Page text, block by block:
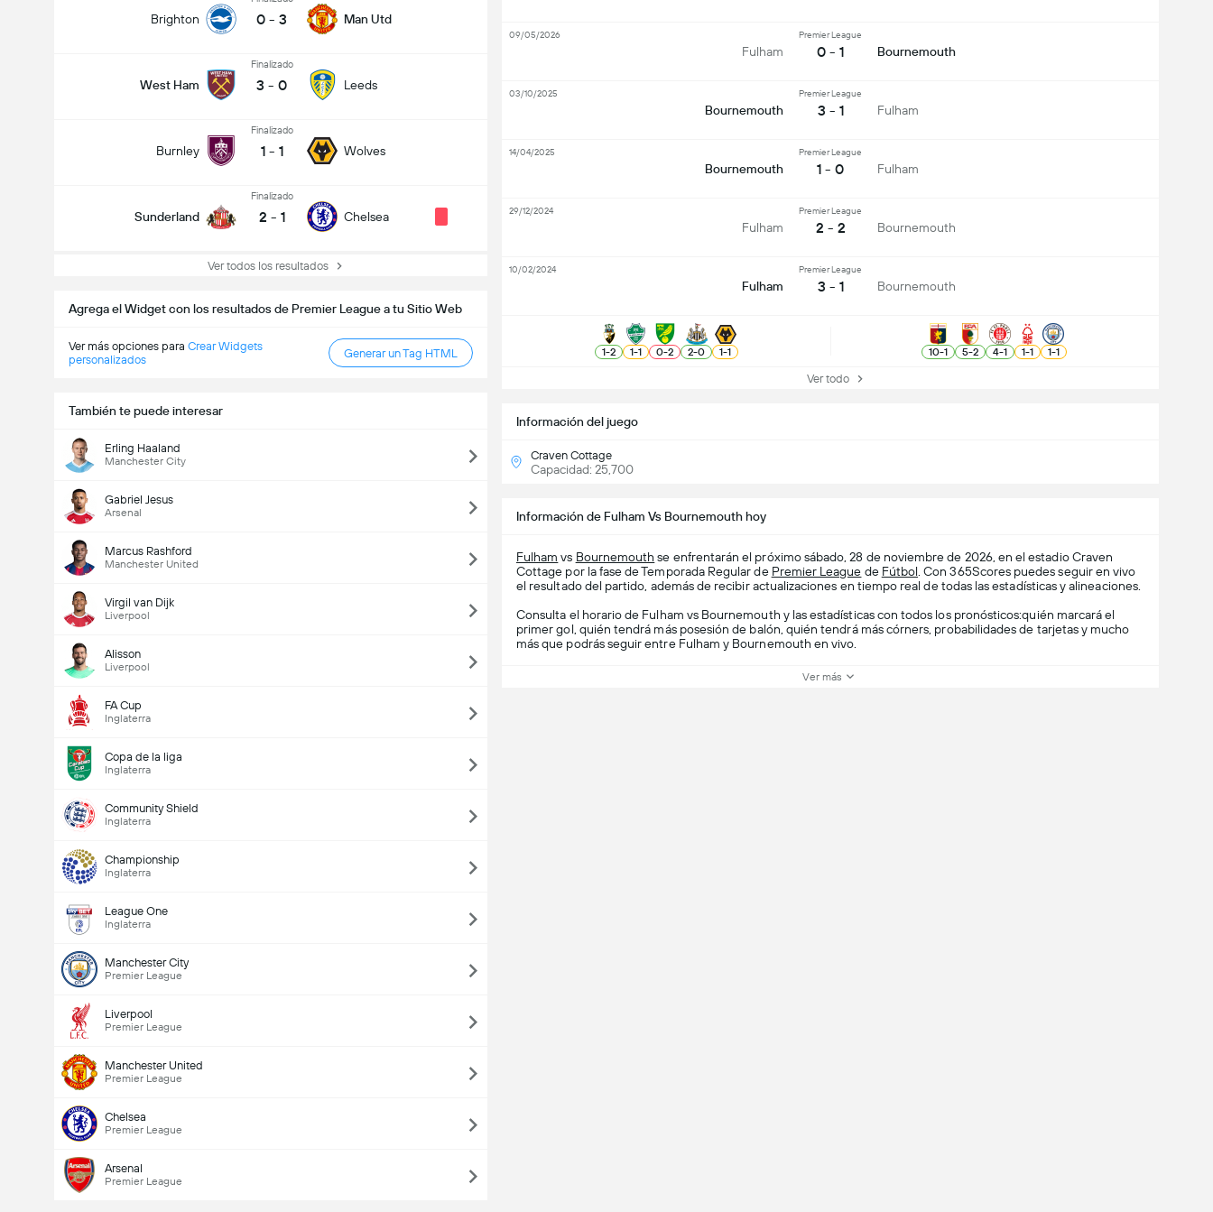
Brighton 0 - 3 Man Utd
West Ham
Finalizado
3 - 0 Leeds
Burnley
Finalizado
1 - 1 Wolves
Sunderland
Finalizado
2 - 1 Chelsea
Ver todos los resultados
Agrega el Widget con los resultados de Premier League a tu Sitio Web
Ver más opciones para Crear Widgets
personalizados
Generar un Tag HTML
También te puede interesar
Erling Haaland
Manchester City
Gabriel Jesus
Arsenal
Marcus Rashford
Manchester United
Virgil van Dijk
Liverpool
Alisson
Liverpool
FA Cup
Inglaterra
Copa de la liga
Inglaterra
Community Shield
Inglaterra
Championship
Inglaterra
League One
Inglaterra
Manchester City
Premier League
Liverpool
Premier League
Manchester United
Premier League
Chelsea
Premier League
Arsenal
Premier League
Información del juego
Craven Cottage
Capacidad: 25,700
Fulham
Premier League
0 - 1 Bournemouth
09/05/2026
Bournemouth
Premier League
3 - 1 Fulham
03/10/2025
Bournemouth
Premier League
1 - 0 Fulham
14/04/2025
Fulham
Premier League
2 - 2 Bournemouth
29/12/2024
Fulham
Premier League
3 - 1 Bournemouth
10/02/2024
1-2 1-1 0-2 2-0 1-1 10-1 5-2 4-1 1-1 1-1
Ver todo
Información de Fulham Vs Bournemouth hoy
Fulham vs Bournemouth se enfrentarán el próximo sábado, 28 de noviembre de 2026, en el estadio Craven
Cottage por la fase de Temporada Regular de Premier League de Fútbol . Con 365Scores puedes seguir en vivo
el resultado del partido, además de recibir actualizaciones en tiempo real de todas las estadísticas y alineaciones.
Consulta el horario de Fulham vs Bournemouth y las estadísticas con todos los pronósticos:quién marcará el
primer gol, quién tendrá más posesión de balón, quién tendrá más córners, probabilidades de tarjetas y mucho
más que podrás seguir entre Fulham y Bournemouth en vivo.
Ver más